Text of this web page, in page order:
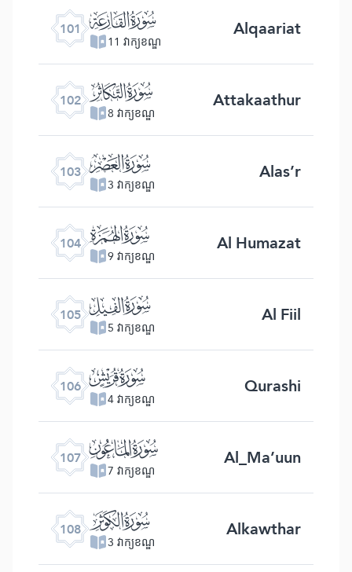
101 ﰒ
11 វាក្យខណ្ឌ Alqaariat
102 ﰓ
8 វាក្យខណ្ឌ Attakaathur
103 ﰔ
3 វាក្យខណ្ឌ Alas’r
104 ﰕ
9 វាក្យខណ្ឌ Al Humazat
105 ﰖ
5 វាក្យខណ្ឌ Al Fiil
106 ﰗ
4 វាក្យខណ្ឌ Qurashi
107 ﰘ
7 វាក្យខណ្ឌ Al_Ma’uun
108 ﰙ
3 វាក្យខណ្ឌ Alkawthar